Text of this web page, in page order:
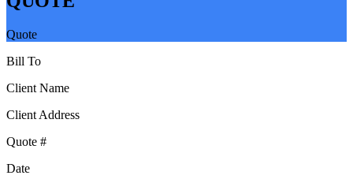
Quote
Bill To
Client Name
Client Address
Quote #
Date